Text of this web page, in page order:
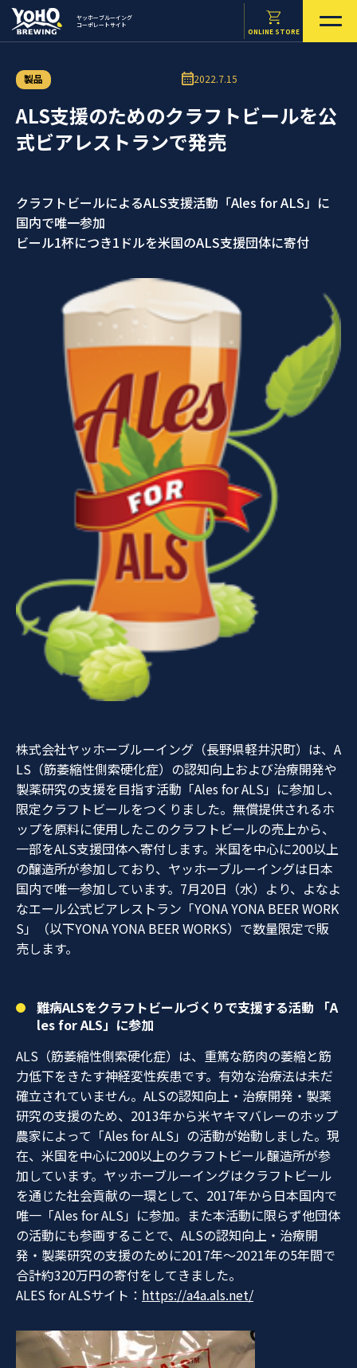
ヤッホーブルーイング
コーポレートサイト
ONLINE STORE
製品 2022.7.15
ALS支援のためのクラフトビールを公
式ビアレストランで発売
クラフトビールによるALS支援活動「Ales for ALS」に
国内で唯一参加
ビール1杯につき1ドルを米国のALS支援団体に寄付
株式会社ヤッホーブルーイング（長野県軽井沢町）は、A
LS（筋萎縮性側索硬化症）の認知向上および治療開発や
製薬研究の支援を目指す活動「Ales for ALS」に参加し、
限定クラフトビールをつくりました。無償提供されるホ
ップを原料に使用したこのクラフトビールの売上から、
一部をALS支援団体へ寄付します。米国を中心に200以上
の醸造所が参加しており、ヤッホーブルーイングは日本
国内で唯一参加しています。7月20日（水）より、よなよ
なエール公式ビアレストラン「YONA YONA BEER WORK
S」（以下YONA YONA BEER WORKS）で数量限定で販
売します。
難病ALSをクラフトビールづくりで支援する活動 「A
les for ALS」に参加
ALS（筋萎縮性側索硬化症）は、重篤な筋肉の萎縮と筋
力低下をきたす神経変性疾患です。有効な治療法は未だ
確立されていません。ALSの認知向上・治療開発・製薬
研究の支援のため、2013年から米ヤキマバレーのホップ
農家によって「Ales for ALS」の活動が始動しました。現
在、米国を中心に200以上のクラフトビール醸造所が参
加しています。ヤッホーブルーイングはクラフトビール
を通じた社会貢献の一環として、2017年から日本国内で
唯一 「Ales for ALS」 に参加。また本活動に限らず他団体
の活動にも参画することで、ALSの認知向上・治療開
発・製薬研究の支援のために2017年～2021年の5年間で
合計約320万円の寄付をしてきました。
ALES for ALSサイト： https://a4a.als.net/